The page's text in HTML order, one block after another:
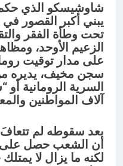
شاوشيسكو الذي
يبني أكبر القصور في
الزعيم الأوحد،
على مدار توقيت
سجن مخيف، يديره
السرية الرومانية
آلاف المواطنين
بعد سقوطه لم تتعافَ
أن الشعب حصل على
لكنه ما يزال لا